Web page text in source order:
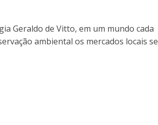
Geraldo de Vitto, em um mundo cada
ambiental os mercados locais se